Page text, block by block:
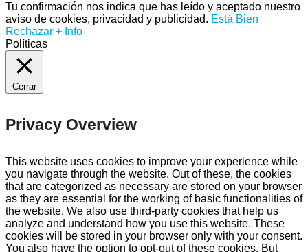
Tu confirmación nos indica que has leído y aceptado nuestro
aviso de cookies, privacidad y publicidad. Está Bien
Rechazar + Info
Políticas
Cerrar
Privacy Overview
This website uses cookies to improve your experience while
you navigate through the website. Out of these, the cookies
that are categorized as necessary are stored on your browser
as they are essential for the working of basic functionalities of
the website. We also use third-party cookies that help us
analyze and understand how you use this website. These
cookies will be stored in your browser only with your consent.
You also have the option to opt-out of these cookies. But